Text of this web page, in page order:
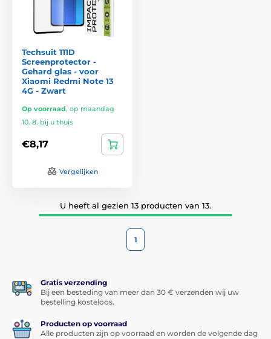
Techsuit 111D
Screenprotector -
Gehard glas - voor
Xiaomi Redmi Note 13
4G - Zwart
Op voorraad, op maandag
10. 8. bij u thuis
€8,17
Vergelijken
U heeft al gezien 13 producten van 13.
1
Gratis verzending
Bij een besteding van meer dan 30 € verzenden wij uw
bestelling kosteloos.
Producten op voorraad
Alle producten zijn op voorraad en worden de volgende dag